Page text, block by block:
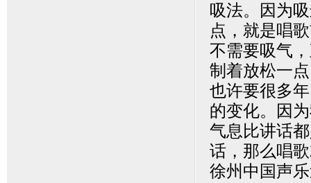
吸法。因为
点，就是唱
不需要吸气
制着放松一
也许要很多
的变化。因
气息比讲话
话，那么唱
徐州中国声